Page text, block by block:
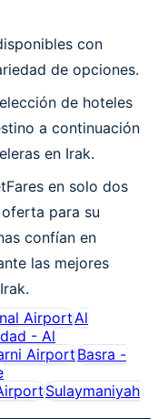
con
de opciones.
de hoteles
a continuación
en Irak.
en solo dos
para su
confían en
las mejores
AirportAl
- Al
AirportBasra -
Sulaymaniyah